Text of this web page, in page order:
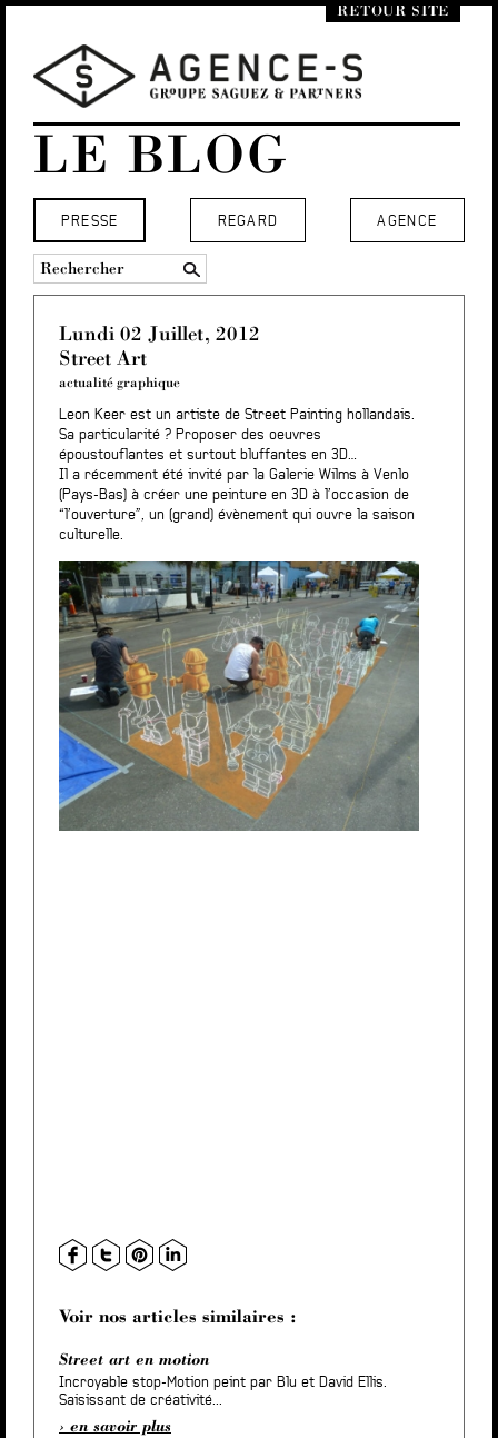
RETOUR SITE
LE BLOG
AGENCE
PRESSE REGARD
Lundi 02 Juillet, 2012
Street Art
actualité graphique
Leon Keer est un artiste de Street Painting hollandais.
Sa particularité ? Proposer des oeuvres
époustouflantes et surtout bluffantes en 3D…
Il a récemment été invité par la Galerie Wilms à Venlo
(Pays-Bas) à créer une peinture en 3D à l’occasion de
“l’ouverture”, un (grand) évènement qui ouvre la saison
culturelle.
Voir nos articles similaires :
Street art en motion
Incroyable stop-Motion peint par Blu et David Ellis.
Saisissant de créativité...
en savoir plus